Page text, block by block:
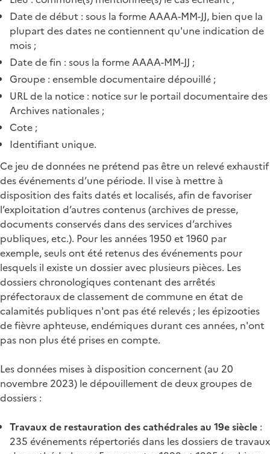
Date de début : sous la forme AAAA-MM-JJ, bien que la
plupart des dates ne contiennent qu'une indication de
mois ;
Date de fin : sous la forme AAAA-MM-JJ ;
Groupe : ensemble documentaire dépouillé ;
URL de la notice : notice sur le portail documentaire des
Archives nationales ;
Cote ;
Identifiant unique.
Ce jeu de données ne prétend pas être un relevé exhaustif
des événements d’une période. Il vise à mettre à
disposition des faits datés et localisés, afin de favoriser
l’exploitation d’autres contenus (archives de presse,
documents conservés dans des services d’archives
publiques, etc.). Pour les années 1950 et 1960 par
exemple, seuls ont été retenus des événements pour
lesquels il existe un dossier avec plusieurs pièces. Les
dossiers chronologiques contenant des arrêtés
préfectoraux de classement de commune en état de
calamités publiques n'ont pas été relevés ; les épizooties
de fièvre aphteuse, endémiques durant ces années, n'ont
pas non plus été prises en compte.
Les données mises à disposition concernent (au 20
novembre 2023) le dépouillement de deux groupes de
dossiers :
Travaux de restauration des cathédrales au 19e siècle :
235 événements répertoriés dans les dossiers de travaux